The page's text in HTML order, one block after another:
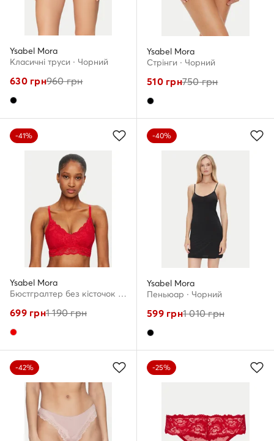
Ysabel Mora
Класичні труси · Чорний
630грн960грн
Ysabel Mora
Стрінги · Чорний
510грн750грн
-41%
Ysabel Mora
Бюстгралтер без кісточок · Червоний
699грн1 190грн
-40%
Ysabel Mora
Пеньюар · Чорний
599грн1 010грн
-42% -25%